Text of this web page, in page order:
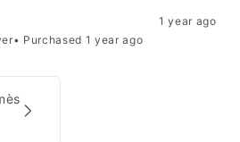
1 year ago
• Purchased 1 year ago